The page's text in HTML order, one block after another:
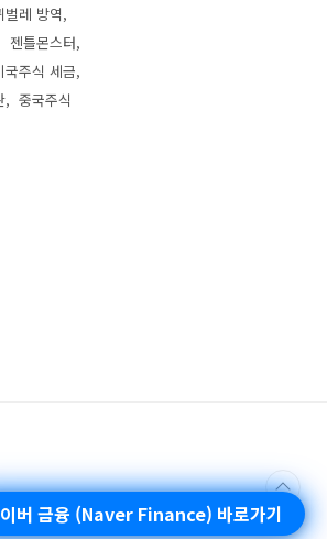
벌레 방역
젠틀몬스터
국주식 세금
중국주식
버 금융 (Naver Finance) 바로가기